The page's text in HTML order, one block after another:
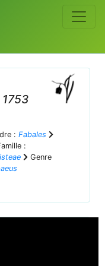
: Fabales
:
Genre